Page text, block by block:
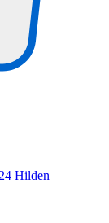
Hilden